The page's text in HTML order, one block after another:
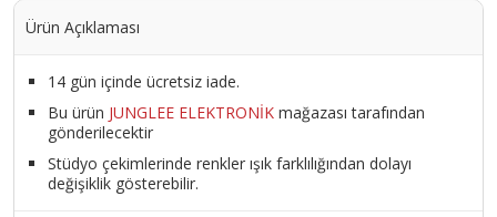
Ürün Açıklaması
14 gün içinde ücretsiz iade.
Bu ürün JUNGLEE ELEKTRONİK mağazası tarafından
gönderilecektir
Stüdyo çekimlerinde renkler ışık farklılığından dolayı
değişiklik gösterebilir.